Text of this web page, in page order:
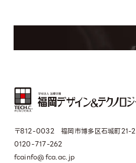
〒812-0032 福岡市博多区石城町21-2
0120-717-262
fcainfo@fca.ac.jp